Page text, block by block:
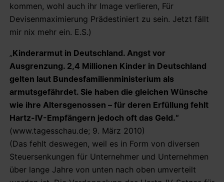
kommen, wohl auch ihr Image verlieren, Für
Devisenmaximierung Prädestiniert zu sein. Jetzt fällt
mir nix mehr ein. E.S.)
„Kinderarmut in Deutschland. Angst vor
Ausgrenzung. 2,4 Millionen Kinder in Deutschland
gelten laut Bundesfamilienministerium als
armutsgefährdet. Sie haben die gleichen Wünsche
wie ihre Altersgenossen – für deren Erfüllung fehlt
Hartz-IV-Empfängern jedoch oft das Geld.“
(www.tagesschau.de; 9. März 2010)
(Das fehlt deswegen, weil es in Form von diversen
Steuersenkungen für Unternehmer und Unternehmen
über lange Jahre von unten nach oben umverteilt